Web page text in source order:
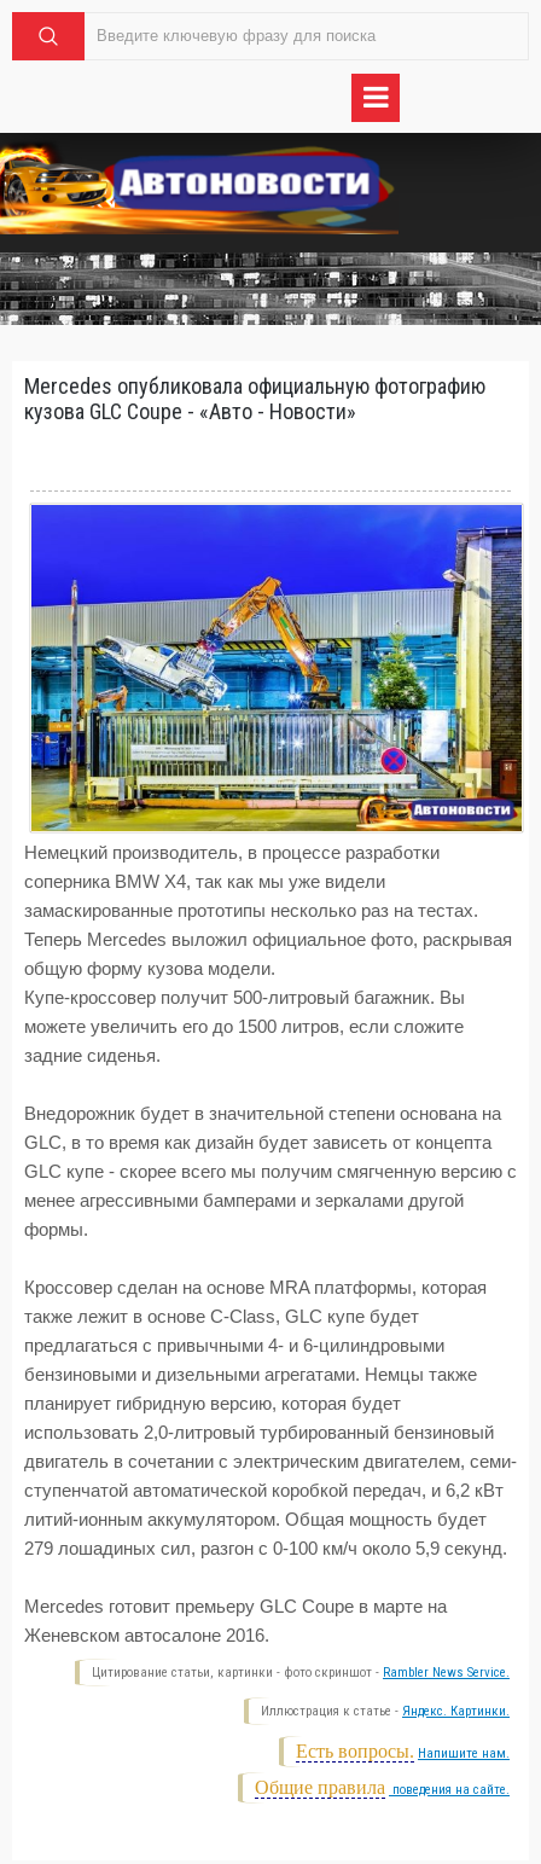
Mercedes опубликовала официальную фотографию
кузова GLC Coupe - «Авто - Новости»
Немецкий производитель, в процессе разработки
соперника BMW X4, так как мы уже видели
замаскированные прототипы несколько раз на тестах.
Теперь Mercedes выложил официальное фото, раскрывая
общую форму кузова модели.
Купе-кроссовер получит 500-литровый багажник. Вы
можете увеличить его до 1500 литров, если сложите
задние сиденья.
Внедорожник будет в значительной степени основана на
GLC, в то время как дизайн будет зависеть от концепта
GLC купе - скорее всего мы получим смягченную версию с
менее агрессивными бамперами и зеркалами другой
формы.
Кроссовер сделан на основе MRA платформы, которая
также лежит в основе C-Class, GLC купе будет
предлагаться с привычными 4- и 6-цилиндровыми
бензиновыми и дизельными агрегатами. Немцы также
планирует гибридную версию, которая будет
использовать 2,0-литровый турбированный бензиновый
двигатель в сочетании с электрическим двигателем, семи-
ступенчатой автоматической коробкой передач, и 6,2 кВт
литий-ионным аккумулятором. Общая мощность будет
279 лошадиных сил, разгон с 0-100 км/ч около 5,9 секунд.
Mercedes готовит премьеру GLC Coupe в марте на
Женевском автосалоне 2016.
Цитирование статьи, картинки - фото скриншот - Rambler News Service.
Иллюстрация к статье - Яндекс. Картинки.
Есть вопросы. Напишите нам.
Общие правила поведения на сайте.